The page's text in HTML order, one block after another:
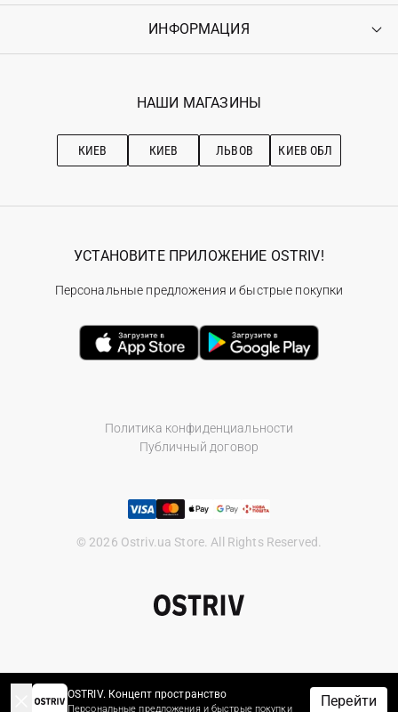
Возврат
Гарантия
Войти
Ostriv Club+
ИНФОРМАЦИЯ
Наши магазини
Рекомендации по уходу
НАШИ МАГАЗИНЫ
КИЕВ КИЕВ ЛЬВОВ КИЕВ ОБЛ
Политика конфиденциальности
Публичный договор
© 2026 Ostriv.ua Store. All Rights Reserved.
УСТАНОВИТЕ ПРИЛОЖЕНИЕ OSTRIV!
Персональные предложения и быстрые покупки
OSTRIV. Концепт пространство
Персональные предложения и быстрые покупки Перейти